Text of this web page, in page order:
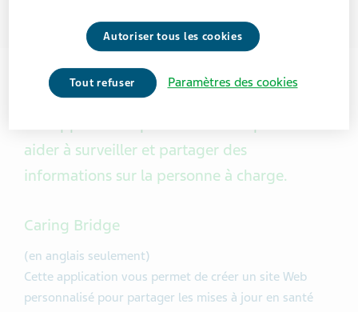
Ces applications pour les aidants peuvent
aider à surveiller et partager des
informations sur la personne à charge.
Caring Bridge
(en anglais seulement)
Cette application vous permet de créer un site Web
personnalisé pour partager les mises à jour en santé
Autoriser tous les cookies
Tout refuser Paramètres des cookies